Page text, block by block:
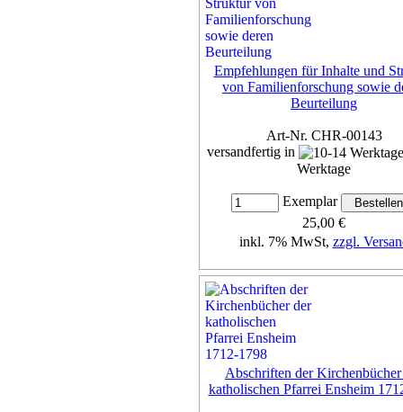
Empfehlungen für Inhalte und
von Familienforschung sowie
Beurteilung
Art-Nr. CHR-00143
versandfertig in
Werktage
Exemplar
25,00 €
inkl. 7% MwSt, zzgl.
Details...
Abschriften der
katholischen Pfarrei Ensheim